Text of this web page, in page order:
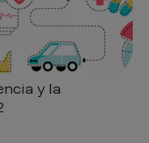
y la